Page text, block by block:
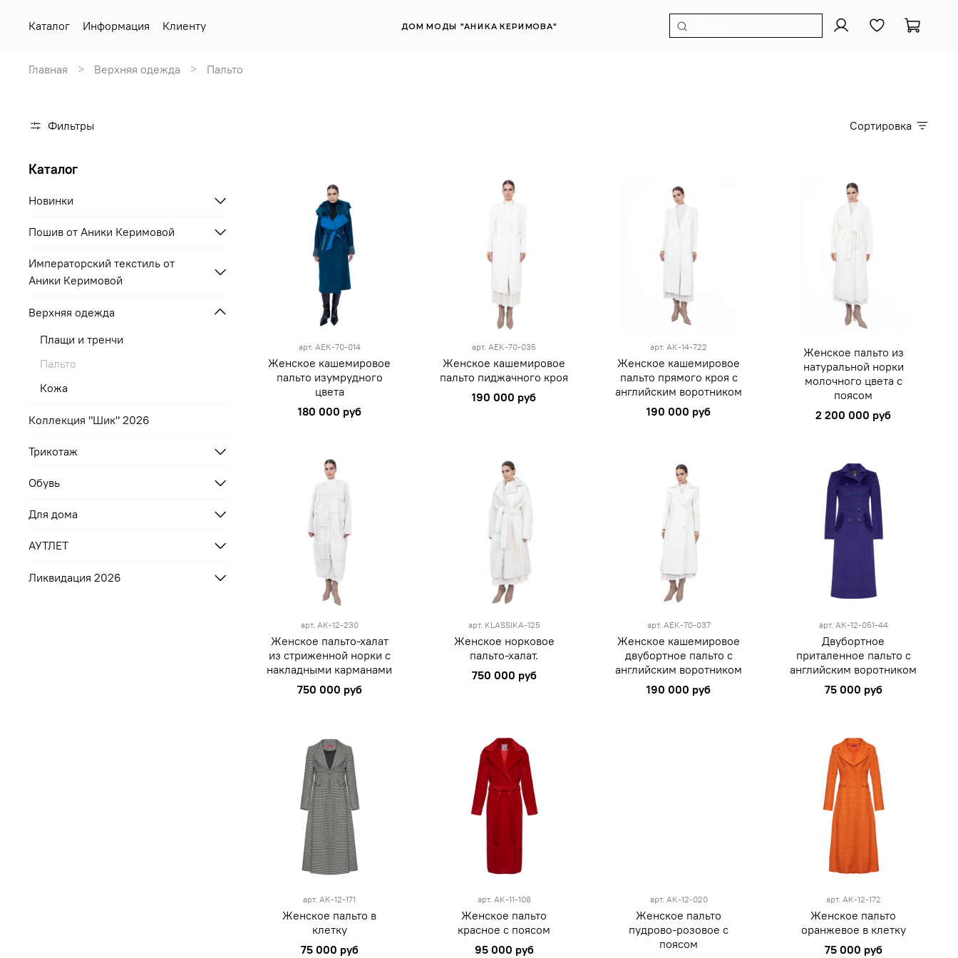
ДОМ МОДЫ "АНИКА КЕРИМОВА"
Каталог Информация Клиенту
Главная Верхняя одежда Пальто
Фильтры Сортировка
M
арт. АЕК-70-014
Женское кашемировое
пальто изумрудного
цвета
180 000 руб
M
арт.AEK-70-035
Женское кашемировое
пальто пиджачного кроя
190 000 руб
M
арт.AK-14-722
Женское кашемировое
пальто прямого кроя с
английским воротником
190 000 руб
Индивидуальный
пошив
Женское пальто из
натуральной норки
молочного цвета с
поясом
2 200 000 руб
Onesize
арт. AK-12-230
Женское пальто-халат
из стриженной норки с
накладными карманами
750 000 руб
XS
арт. KLASSIKA-125
Женское норковое
пальто-халат.
750 000 руб
M
арт. AEK-70-037
Женское кашемировое
двубортное пальто с
английским воротником
190 000 руб
44
арт. АК-12-051-44
Двубортное
приталенное пальто с
английским воротником
75 000 руб
M L
арт.АК-12-171
Женское пальто в
клетку
75 000 руб
красный
арт. AK-11-108
Женское пальто
красное с поясом
95 000 руб
арт. АК-12-020
Женское пальто
пудрово-розовое с
поясом
M L
арт. АК-12-172
Женское пальто
оранжевое в клетку
75 000 руб
Каталог
Новинки
Пошив от Аники Керимовой
Императорский текстиль от
Аники Керимовой
Верхняя одежда
Плащи и тренчи
Пальто
Кожа
Коллекция "Шик" 2026
Трикотаж
Обувь
Для дома
АУТЛЕТ
Ликвидация 2026